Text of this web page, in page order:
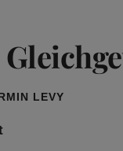
LEVY